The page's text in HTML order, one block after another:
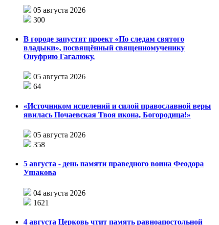
05 августа 2026
300
В городе запустят проект «По следам святого
владыки», посвящённый священномученику
Онуфрию Гагалюку.
05 августа 2026
64
«Источником исцелений и силой православной веры
явилась Почаевская Твоя икона, Богородица!»
05 августа 2026
358
5 августа - день памяти праведного воина Феодора
Ушакова
04 августа 2026
1621
4 августа Церковь чтит память равноапостольной